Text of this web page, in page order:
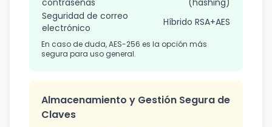
contraseñas
(hashing)
Seguridad de correo
electrónico
Híbrido RSA+AES
En caso de duda, AES-256 es la opción más
segura para uso general.
Almacenamiento y Gestión Segura de
Claves